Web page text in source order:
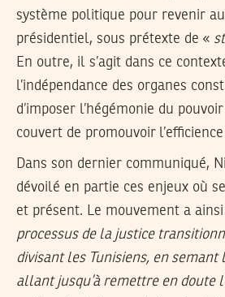
système politique pour revenir
présidentiel, sous prétexte de «
En outre, il s’agit dans ce
l’indépendance des organes
d’imposer l’hégémonie du
couvert de promouvoir l’efficience
Dans son dernier communiqué,
dévoilé en partie ces enjeux où
et présent. Le mouvement a
processus de la justice
divisant les Tunisiens, en semant
allant jusqu’à remettre en doute